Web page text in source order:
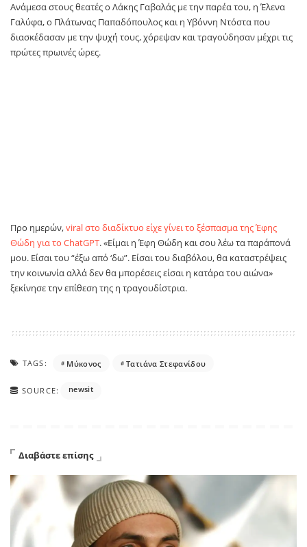
Ανάμεσα στους θεατές ο Λάκης Γαβαλάς με την παρέα του, η Έλενα
Γαλύφα, ο Πλάτωνας Παπαδόπουλος και η Υβόννη Ντόστα που
διασκέδασαν με την ψυχή τους, χόρεψαν και τραγούδησαν μέχρι τις
πρώτες πρωινές ώρες.
Προ ημερών,viral στο διαδίκτυο είχε γίνει το ξέσπασμα της Έφης
Θώδη για το ChatGPT. «Είμαι η Έφη Θώδη και σου λέω τα παράπονά
μου. Είσαι του “έξω από ‘δω”. Είσαι του διαβόλου, θα καταστρέψεις
την κοινωνία αλλά δεν θα μπορέσεις είσαι η κατάρα του αιώνα»
ξεκίνησε την επίθεση της η τραγουδίστρια.
TAGS: Μύκονος Τατιάνα Στεφανίδου
SOURCE: newsit
Διαβάστε επίσης